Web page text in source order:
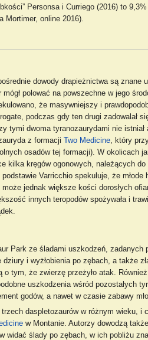
Personsa i Curriego (2016) to
Mortimer, online 2016).
dowody drapieżnictwa są znane
mógł polować na powszechne w jego
że masywniejszy i
podczas gdy ten drugi zadowalał
tymi dwoma tyranozaurydami nie istniał
z formacji Two Medicine, który
osadów tej formacji). W okolicach
kręgów ogonowych, należących do
Varricchio spekuluje, że młode
jednak większe kości dorosłych
innych teropodów spożywała i
Park ze śladami uszkodzeń, zadanych
i wyżłobienia po zębach, a także
tym, że zwierzę przeżyło atak.
uszkodzenia wśród pozostałych
godów, a nawet w czasie zabawy
daspletozaurów w różnym wieku, i
w Montanie. Autorzy dowodzą
ślady po zębach, w ich pobliżu